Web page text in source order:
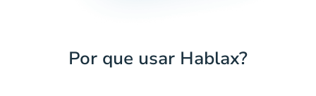
Por que usar Hablax?